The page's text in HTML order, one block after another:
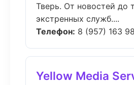
Тверь. От новостей до
экстренных служб....
Телефон: 8 (957) 163
Yellow Media